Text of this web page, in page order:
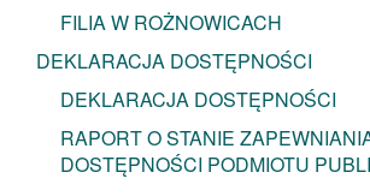
FILIA W ROŻNOWICACH
DEKLARACJA DOSTĘPNOŚCI
DEKLARACJA DOSTĘPNOŚCI
RAPORT O STANIE
DOSTĘPNOŚCI PODMIOTU